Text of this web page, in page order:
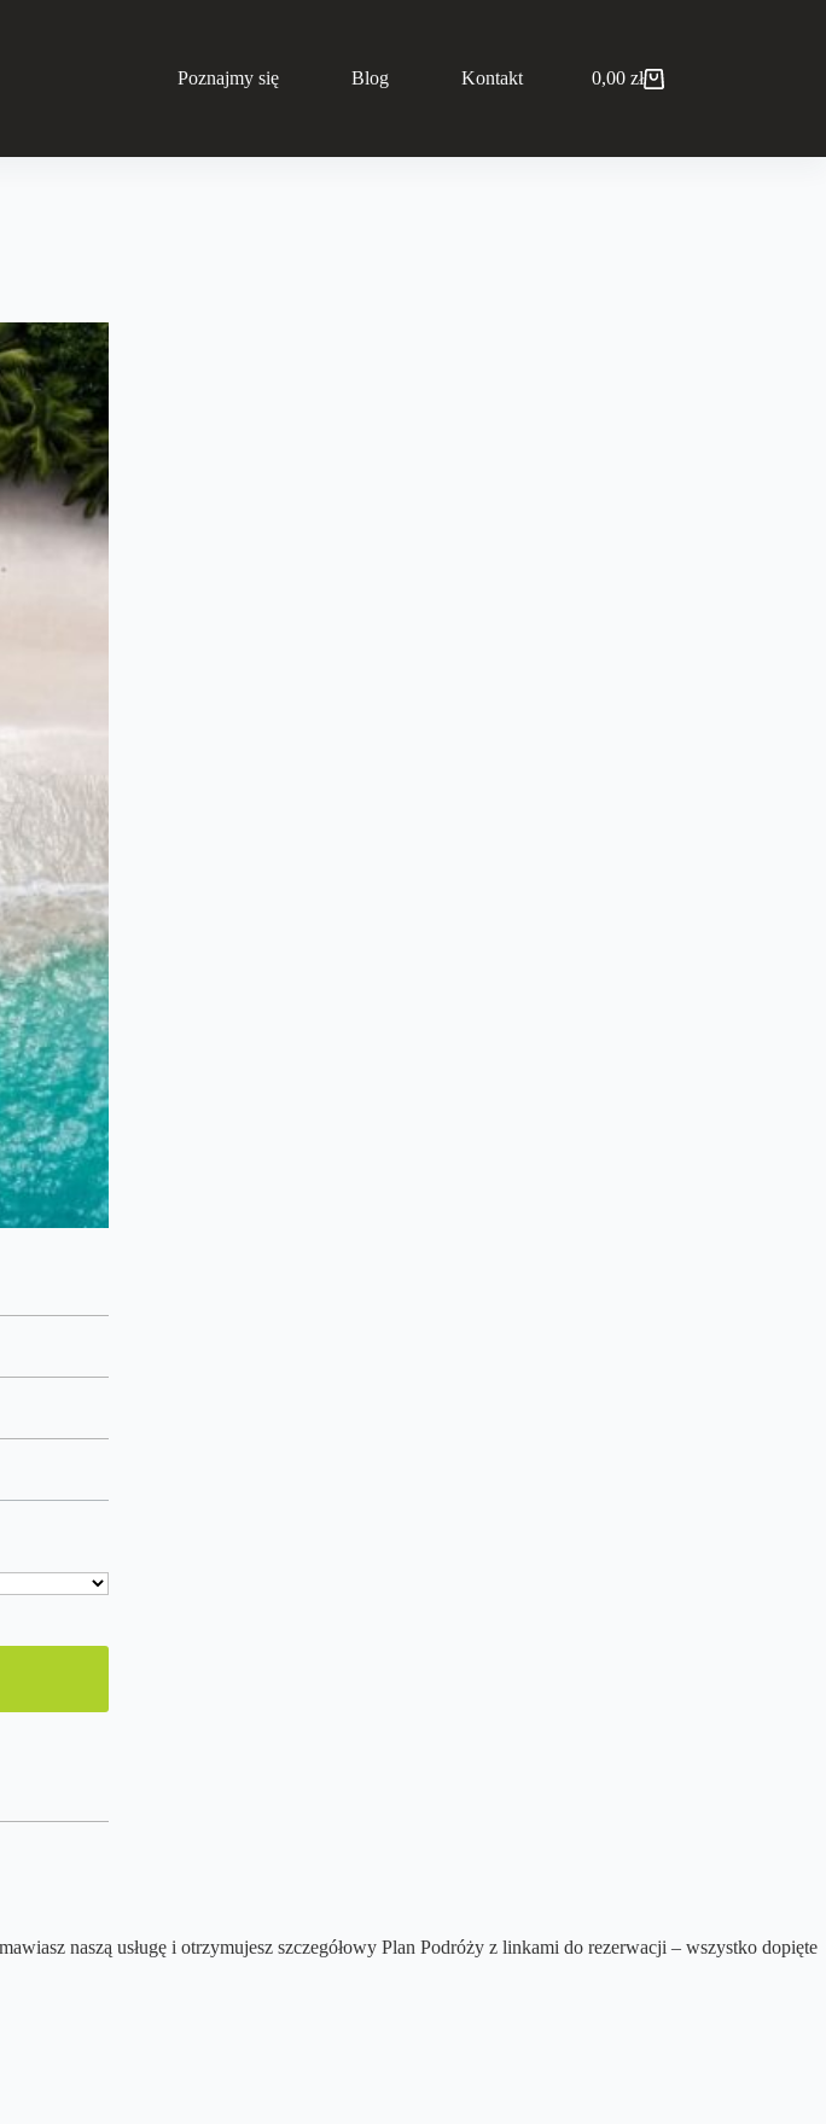
Poznajmy się Blog Kontakt 0,00 zł
naszą usługę i otrzymujesz szczegółowy Plan Podróży z linkami do rezerwacji – wszystko dopięte